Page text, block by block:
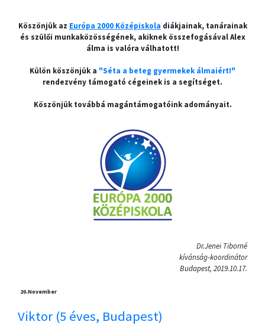
Köszönjük az Európa 2000 Középiskola diákjainak, tanárainak
és szülői munkaközösségének, akiknek összefogásával Alex
álma is valóra válhatott!
Külön köszönjük a "Séta a beteg gyermekek álmaiért!"
rendezvény támogató cégeinek is a segítséget.
Köszönjük továbbá magántámogatóink adományait.
Dr.Jenei Tiborné
kívánság-koordinátor
Budapest, 2019.10.17.
20.November
Viktor (5 éves, Budapest)